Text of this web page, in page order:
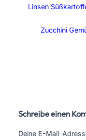
Linsen
Zucchini
Schreibe einen
Deine E-Mail-